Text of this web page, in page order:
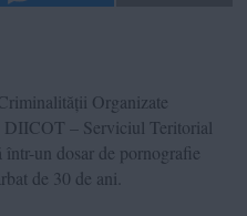
Organizate
DIICOT – Serviciul Teritorial
într-un dosar de pornografie
de 30 de ani.